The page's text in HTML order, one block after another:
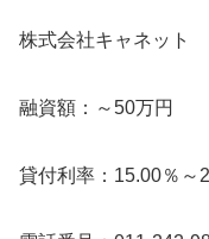
株式会社キャネット
融資額：～50万円
貸付利率：15.00％～